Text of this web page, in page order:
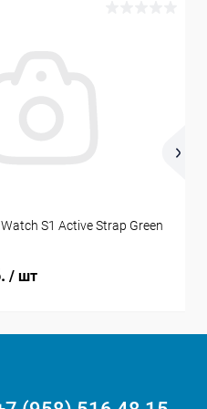
S1 Active Strap Green
/ шт